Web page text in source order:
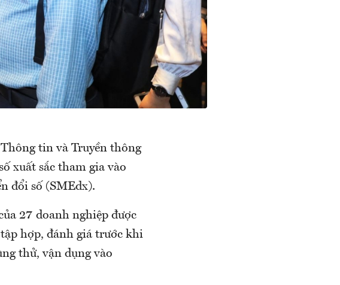
tin và Truyền thông
xuất sắc tham gia vào
đổi số (SMEdx).
27 doanh nghiệp được
hợp, đánh giá trước khi
thử, vận dụng vào